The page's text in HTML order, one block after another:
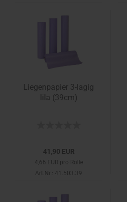
Liegenpapier 3-lagig
lila (39cm)
41,90 EUR
4,66 EUR pro Rolle
Art.Nr.: 41.503.39